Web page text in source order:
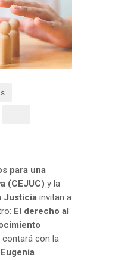
para una
(CEJUC) y la
Justicia invitan a
El derecho al
contará con la